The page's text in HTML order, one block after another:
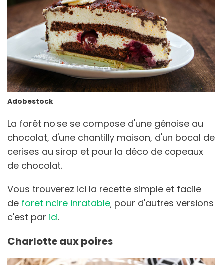
Adobestock
La forêt noise se compose d'une génoise au
chocolat, d'une chantilly maison, d'un bocal de
cerises au sirop et pour la déco de copeaux
de chocolat.
Vous trouverez ici la recette simple et facile
de foret noire inratable, pour d'autres versions
c'est par ici.
Charlotte aux poires